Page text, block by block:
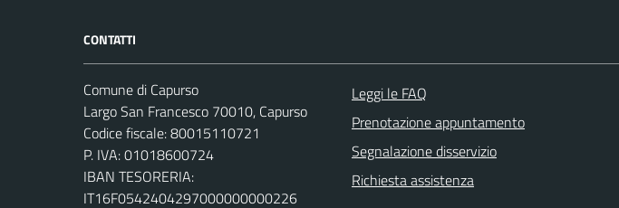
CONTATTI
Comune di Capurso
Largo San Francesco 70010, Capurso
Codice fiscale: 80015110721
P. IVA: 01018600724
IBAN TESORERIA:
IT16F0542404297000000000226
Leggi le FAQ
Prenotazione appuntamento
Segnalazione disservizio
Richiesta assistenza